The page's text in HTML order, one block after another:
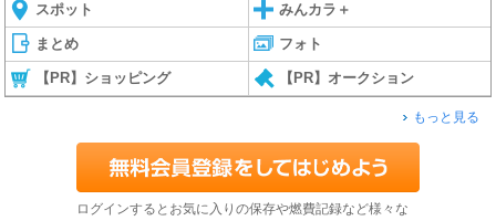
スポット みんカラ＋
まとめ フォト
【PR】ショッピング 【PR】オークション
もっと見る
ログインするとお気に入りの保存や燃費記録など様々な